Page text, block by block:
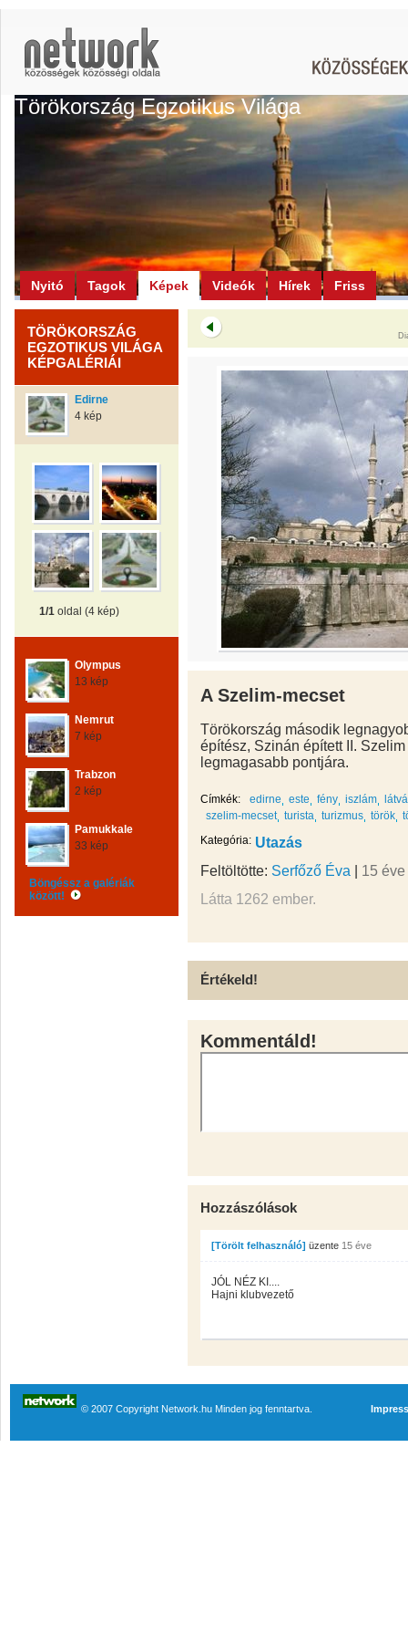
Törökország Egzotikus Világa
Nyitó Tagok Képek Videók Hírek Friss
TÖRÖKORSZÁG
EGZOTIKUS VILÁGA
KÉPGALÉRIÁI
Edirne
4 kép
1/1 oldal (4 kép)
Olympus
13 kép
Nemrut
7 kép
Trabzon
2 kép
Pamukkale
33 kép
Böngéssz a galériák
között!
A Szelim-mecset
Törökország második
építész, Szinán épített II.
legmagasabb pontjára.
Címkék: edirne este fény iszlám
szelim-mecset turista turizmus török
Kategória: Utazás
Feltöltötte: Serfőző Éva | 15 éve
Látta 1262 ember.
Értékeld!
Kommentáld!
Hozzászólások
[Törölt felhasználó] üzente 15 éve
JÓL NÉZ KI....
Hajni klubvezető
© 2007 Copyright Network.hu Minden jog fenntartva.